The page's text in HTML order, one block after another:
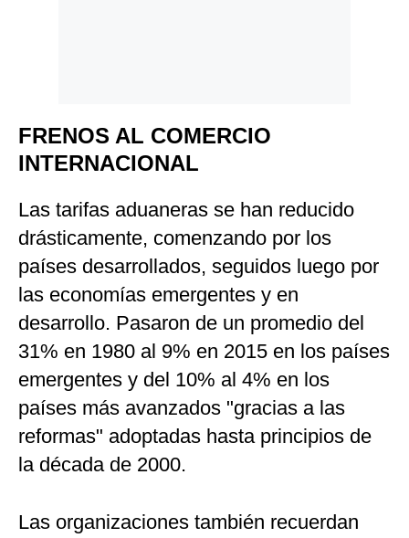
FRENOS AL COMERCIO
INTERNACIONAL
Las tarifas aduaneras se han reducido
drásticamente, comenzando por los
países desarrollados, seguidos luego por
las economías emergentes y en
desarrollo. Pasaron de un promedio del
31% en 1980 al 9% en 2015 en los países
emergentes y del 10% al 4% en los
países más avanzados "gracias a las
reformas" adoptadas hasta principios de
la década de 2000.
Las organizaciones también recuerdan